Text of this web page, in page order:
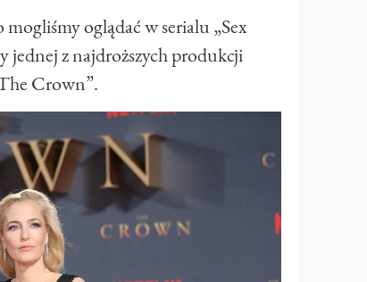
oglądać w serialu „Sex
jednej z najdroższych produkcji
Crown”.